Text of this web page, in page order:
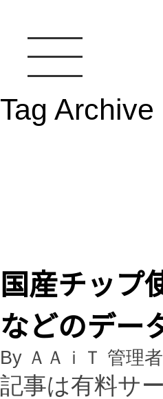
Tag Archive
国産チップ
などのデー
By ＡＡｉＴ 管理者
記事は有料サ